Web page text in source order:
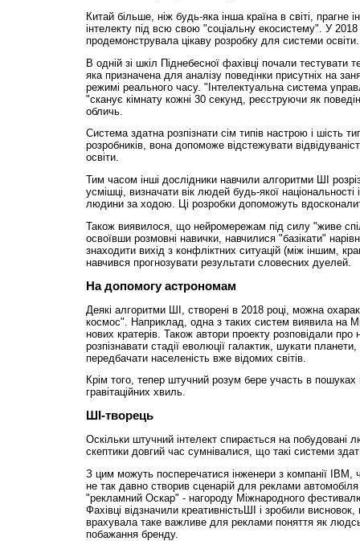
Китай більше, ніж будь-яка інша країна в світі, прагне
інтелекту під всю свою "соціальну екосистему". У 2018
продемонструвала цікаву розробку для системи освіти.
В одній зі шкіл Піднебесної фахівці почали тестувати
яка призначена для аналізу поведінки присутніх на
режимі реального часу. "Інтелектуальна система
"сканує кімнату кожні 30 секунд, реєструючи як
обличь.
Система здатна розпізнати сім типів настрою і шість
розробників, вона допоможе відстежувати
освіти.
Тим часом інші дослідники навчили алгоритми ШІ
усмішці, визначати вік людей будь-якої національності
людини за ходою. Ці розробки допоможуть
Також виявилося, що нейромережам під силу "живе
освоївши розмовні навички, навчилися "базікати"
знаходити вихід з конфліктних ситуацій (між іншим,
навчився прогнозувати результати словесних дуелей.
На допомогу астрономам
Деякі алгоритми ШІ, створені в 2018 році, можна
космос". Наприклад, одна з таких систем виявила на
нових кратерів. Також автори проекту розповідали про
розпізнавати стадії еволюції галактик, шукати
передбачати населеність вже відомих світів.
Крім того, тепер штучний розум бере участь в пошуках
гравітаційних хвиль.
ШІ-творець
Оскільки штучний інтелект спирається на побудовані
скептики довгий час сумнівалися, що такі системи
З цим можуть посперечатися інженери з компанії
не так давно створив сценарій для реклами
"рекламний Оскар" - нагороду Міжнародного
Фахівці відзначили креативністьШІ і зробили
врахувала таке важливе для реклами поняття як
побажання бренду.